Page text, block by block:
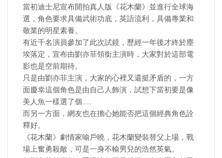
當初迪士尼宣布開拍真人版《花木蘭》並進行全球海
選，角色要求具備武術功底，英語流利，具備專業和
敬業的明星素養。
有近千名演員參加了此次試鏡，歷經一年後才終於塵
埃落定，宣布由劉亦菲領銜主演時，大家對於這部電
影也是空前期待。
只是由劉亦菲主演，大家的心裡又還挺矛盾的，一方
面慶幸這個角色是由自己人飾演，試想下當初要是像
美人魚一樣選了個……
而另一方面，網友也在擔心她能否把這個經典角色詮
釋好。
《花木蘭》劇情家喻戶曉，花木蘭變裝替父上場，戰
場上奮勇殺敵，可是一身不輸男兒的浩然英氣。